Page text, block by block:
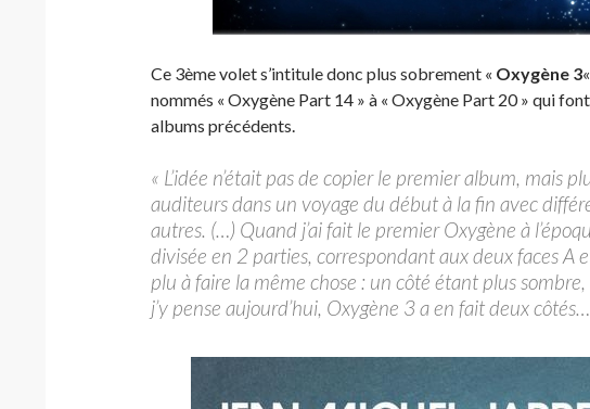
Ce 3ème volet s’intitule donc plus sobrement « Oxygène 3
nommés « Oxygène Part 14 » à « Oxygène Part 20 » qui
albums précédents.
« L’idée n’était pas de copier le premier album, mais
auditeurs dans un voyage du début à la fin avec
autres. (…) Quand j’ai fait le premier Oxygène à
divisée en 2 parties, correspondant aux deux faces A
plu à faire la même chose : un côté étant plus
j’y pense aujourd’hui, Oxygène 3 a en fait deux